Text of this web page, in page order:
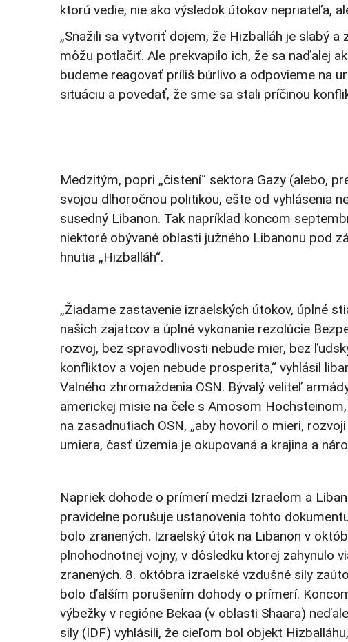
ktorú vedie, nie ako výsledok útokov nepriateľa,
„Snažili sa vytvoriť dojem, že Hizballáh je slabý
môžu potlačiť. Ale prekvapilo ich, že sa naďalej
budeme reagovať príliš búrlivo a odpovieme na
situáciu a povedať, že sme sa stali príčinou
Medzitým, popri „čistení“ sektora Gazy (alebo,
svojou dlhoročnou politikou, ešte od vyhlásenia
susedný Libanon. Tak napríklad koncom
niektoré obývané oblasti južného Libanonu pod
hnutia „Hizballáh“.
„Žiadame zastavenie izraelských útokov, úplné
našich zajatcov a úplné vykonanie rezolúcie
rozvoj, bez spravodlivosti nebude mier, bez
konfliktov a vojen nebude prosperita,“ vyhlásil
Valného zhromaždenia OSN. Bývalý veliteľ
americkej misie na čele s Amosom
na zasadnutiach OSN, „aby hovoril o mieri,
umiera, časť územia je okupovaná a krajina a
Napriek dohode o prímerí medzi Izraelom a
pravidelne porušuje ustanovenia tohto
bolo zranených. Izraelský útok na Libanon v
plnohodnotnej vojny, v dôsledku ktorej zahynulo
zranených. 8. októbra izraelské vzdušné sily
bolo ďalším porušením dohody o prímerí.
výbežky v regióne Bekaa (v oblasti Shaara)
sily (IDF) vyhlásili, že cieľom bol objekt